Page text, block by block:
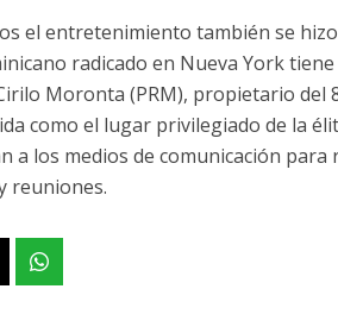
el entretenimiento también se
radicado en Nueva York
Moronta (PRM), propietario del
como el lugar privilegiado de la
a los medios de comunicación
reuniones.